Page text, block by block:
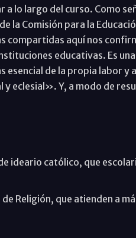
a lo largo del curso. Como
la Comisión para la
compartidas aquí nos
educativas. Es
esencial de la propia labor y
eclesial». Y, a modo de
ideario católico, que
Religión, que atienden a